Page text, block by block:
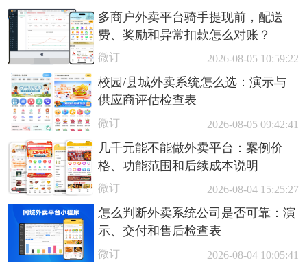
多商户外卖平台骑手提现前，配送
费、奖励和异常扣款怎么对账？
微订 2026-08-05 10:59:22
校园/县城外卖系统怎么选：演示与
供应商评估检查表
微订 2026-08-05 09:42:41
几千元能不能做外卖平台：案例价
格、功能范围和后续成本说明
微订 2026-08-04 15:25:27
怎么判断外卖系统公司是否可靠：演
示、交付和售后检查表
微订 2026-08-04 10:05:41